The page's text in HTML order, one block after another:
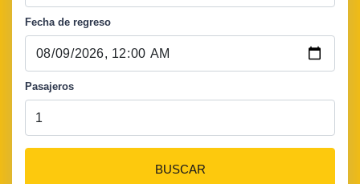
Fecha de regreso
Pasajeros
BUSCAR